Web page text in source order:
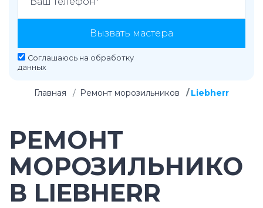
Вызвать мастера
Соглашаюсь на обработку
данных
Главная Ремонт морозильников Liebherr
РЕМОНТ
МОРОЗИЛЬНИКО
В LIEBHERR